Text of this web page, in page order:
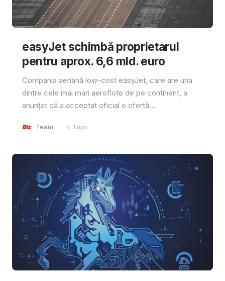
easyJet schimbă proprietarul
pentru aprox. 6,6 mld. euro
Compania aeriană low-cost easyJet, care are una
dintre cele mai mari aeroflote de pe continent, a
anunțat că a acceptat oficial o ofertă...
Team < 1 min